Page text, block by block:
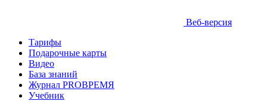
Веб-версия
Тарифы
Подарочные карты
Видео
База знаний
Журнал PROВРЕМЯ
Учебник